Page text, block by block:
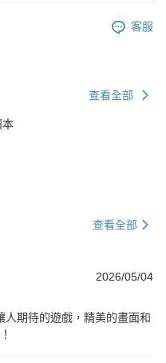
客服
查看全部
本
查看全部
2026/05/04
人期待的遊戲，精美的畫面和